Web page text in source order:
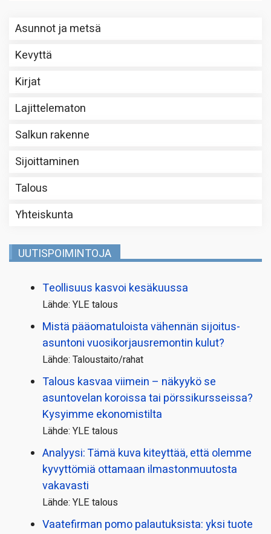
Asunnot ja metsä
Kevyttä
Kirjat
Lajittelematon
Salkun rakenne
Sijoittaminen
Talous
Yhteiskunta
UUTISPOIMINTOJA
Teollisuus kasvoi kesäkuussa
Lähde: YLE talous
Mistä pääoma­tuloista vähennän sijoitus­
asuntoni vuosikorjaus­remontin kulut?
Lähde: Taloustaito/rahat
Talous kasvaa viimein – näkyykö se
asuntovelan koroissa tai pörssi­kursseissa?
Kysyimme ekonomistilta
Lähde: YLE talous
Analyysi: Tämä kuva kiteyttää, että olemme
kyvyttömiä ottamaan ilmaston­muutosta
vakavasti
Lähde: YLE talous
Vaatefirman pomo palautuksista: yksi tuote